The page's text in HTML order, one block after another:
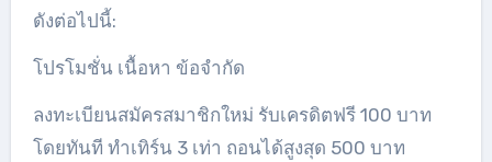
ดังต่อไปนี้:
โปรโมชั่น เนื้อหา ข้อจำกัด
ลงทะเบียนสมัครสมาชิกใหม่ รับเครดิตฟรี 100 บาท
โดยทันที ทำเทิร์น 3 เท่า ถอนได้สูงสุด 500 บาท